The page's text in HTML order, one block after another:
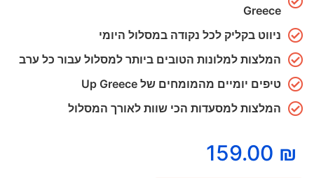
Greece
ניווט בקליק לכל נקודה במסלול היומי
המלצות למלונות הטובים ביותר למסלול עבור כל ערב
טיפים יומיים מהמומחים של Up Greece
המלצות למסעדות הכי שוות לאורך המסלול
159.00 ₪